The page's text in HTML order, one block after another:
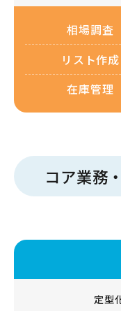
相場調査
リスト作成
在庫管理
コア業務
定型